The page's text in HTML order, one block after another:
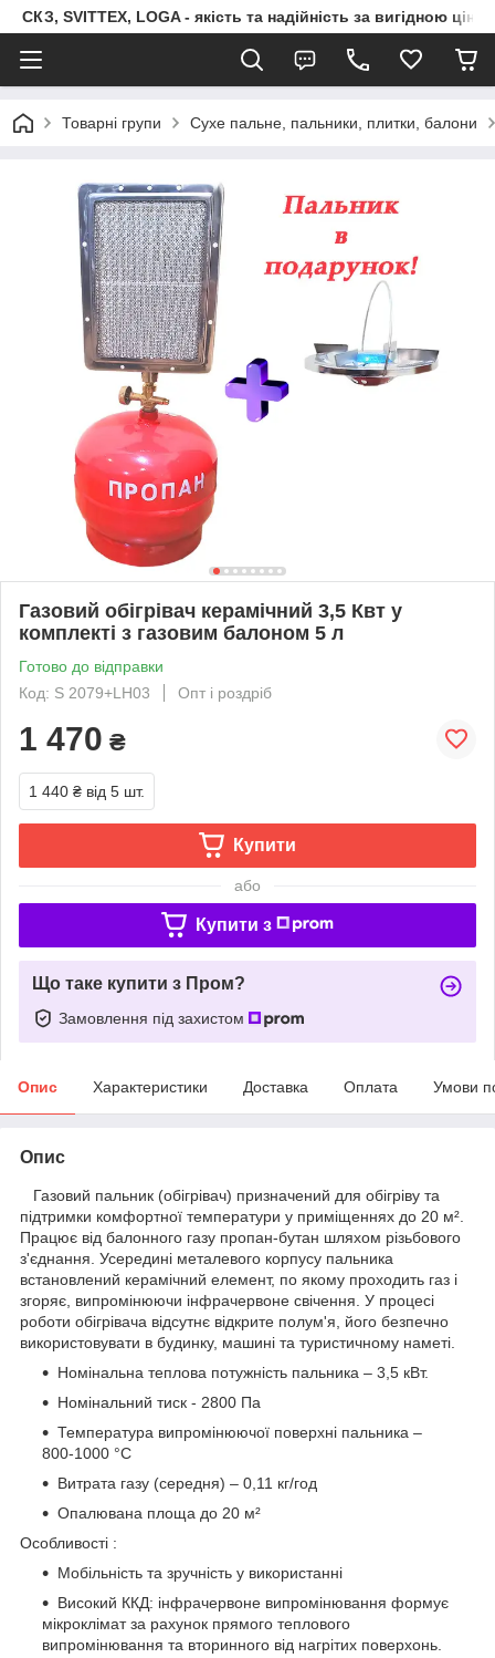
СКЗ, SVITTEX, LOGA - якість та надійність за вигідною
Товарні групи Сухе пальне, пальники, плитки, балони
Газовий обігрівач керамічний 3,5 Квт у
комплекті з газовим балоном 5 л
Готово до відправки
Код: S 2079+LH03
Опт і роздріб
1 470 ₴
1 440 ₴ від 5 шт.
Купити
або
Купити з
Що таке купити з Пром?
Замовлення під захистом
Опис Характеристики Доставка Оплата Умови
Опис
Газовий пальник (обігрівач) призначений для обігріву та
підтримки комфортної температури у приміщеннях до 20 м².
Працює від балонного газу пропан-бутан шляхом різьбового
з'єднання. Усередині металевого корпусу пальника
встановлений керамічний елемент, по якому проходить газ і
згоряє, випромінюючи інфрачервоне свічення. У процесі
роботи обігрівача відсутнє відкрите полум'я, його безпечно
використовувати в будинку, машині та туристичному наметі.
Номінальна теплова потужність пальника – 3,5 кВт.
Номінальний тиск - 2800 Па
Температура випромінюючої поверхні пальника –
800-1000 °С
Витрата газу (середня) – 0,11 кг/год
Опалювана площа до 20 м²
Особливості :
Мобільність та зручність у використанні
Високий ККД: інфрачервоне випромінювання формує
мікроклімат за рахунок прямого теплового
випромінювання та вторинного від нагрітих поверхонь.